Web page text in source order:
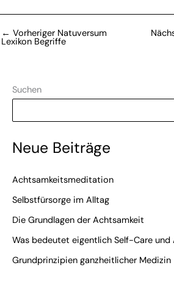
← Vorheriger Natuversum
Lexikon Begriffe
Suchen
Neue Beiträge
Achtsamkeitsmeditation
Selbstfürsorge im Alltag
Die Grundlagen der Achtsamkeit
Was bedeutet eigentlich Self-Care und
Grundprinzipien ganzheitlicher Medizin